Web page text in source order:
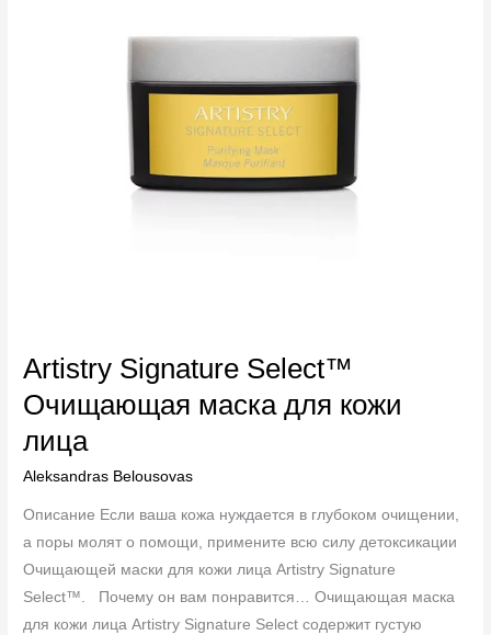
Artistry Signature Select™
Очищающая маска для кожи
лица
Aleksandras Belousovas
Описание Если ваша кожа нуждается в глубоком очищении,
а поры молят о помощи, примените всю силу детоксикации
Очищающей маски для кожи лица Artistry Signature
Select™. Почему он вам понравится… Очищающая маска
для кожи лица Artistry Signature Select содержит густую
кожи